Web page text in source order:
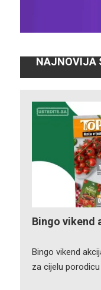
NAJNOVIJA
Bingo vikend
Bingo vikend
za cijelu